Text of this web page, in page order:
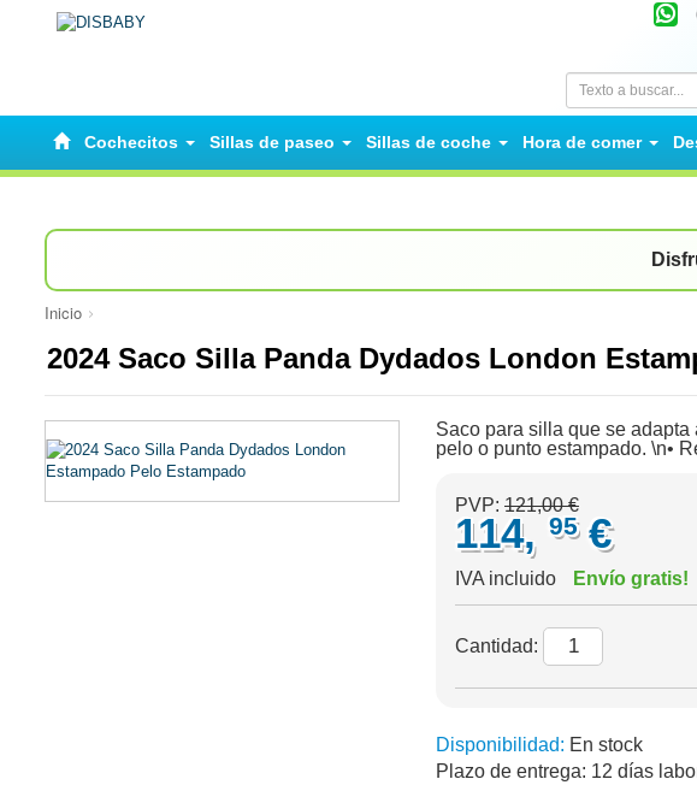
Cochecitos Sillas de paseo Sillas de coche Hora de comer
Inicio
2024 Saco Silla Panda Dydados London
Saco para silla que se
pelo o punto estampado. \n•
PVP: 121,00 €
114, 95 €
IVA incluido Envío gratis!
Cantidad:
Disponibilidad: En stock
Plazo de entrega: 12 días